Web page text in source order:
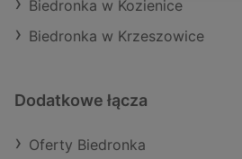
Biedronka w Kozienice
Biedronka w Krzeszowice
Dodatkowe łącza
Oferty Biedronka